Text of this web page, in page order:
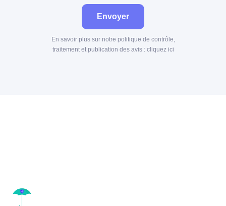
Envoyer
En savoir plus sur notre politique de contrôle,
traitement et publication des avis : cliquez ici